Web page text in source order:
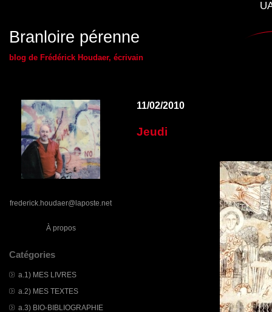
Branloire pérenne
blog de Frédérick Houdaer, écrivain
frederick.houdaer@laposte.net
À propos
Catégories
a.1) MES LIVRES
a.2) MES TEXTES
a.3) BIO-BIBLIOGRAPHIE
11/02/2010
Jeudi